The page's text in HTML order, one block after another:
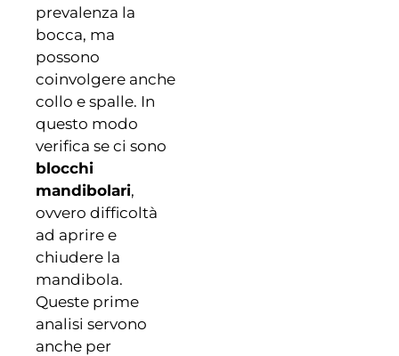
prevalenza la
bocca, ma
possono
coinvolgere anche
collo e spalle. In
questo modo
verifica se ci sono
blocchi
mandibolari,
ovvero difficoltà
ad aprire e
chiudere la
mandibola.
Queste prime
analisi servono
anche per